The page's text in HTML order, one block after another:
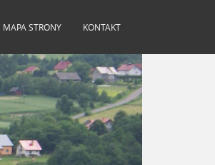
MAPA STRONY KONTAKT